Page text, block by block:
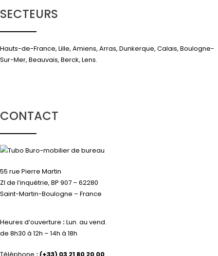
SECTEURS
Hauts-de-France, Lille, Amiens, Arras, Dunkerque, Calais, Boulogne-
Sur-Mer, Beauvais, Berck, Lens.
CONTACT
55 rue Pierre Martin
ZI de l’inquétrie, BP 907 – 62280
Saint-Martin-Boulogne – France
Heures d’ouverture :Lun. au vend.
de 8h30 à 12h – 14h à 18h